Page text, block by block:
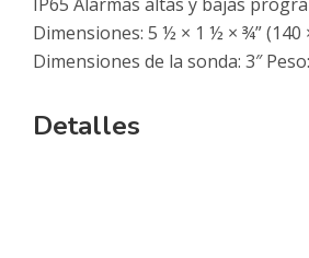
Dimensiones: 5 ½ × 1 ½ × ¾” (140
Dimensiones de la sonda: 3″
Detalles